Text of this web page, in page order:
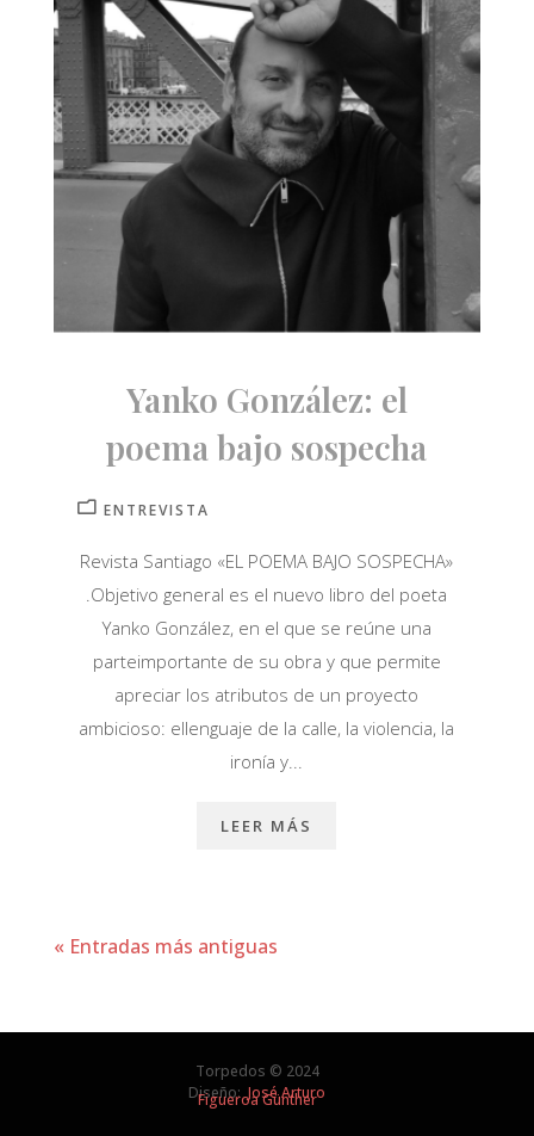
Yanko González: el
poema bajo sospecha
ENTREVISTA
Revista Santiago «EL POEMA BAJO SOSPECHA»
.Objetivo general es el nuevo libro del poeta
Yanko González, en el que se reúne una
parteimportante de su obra y que permite
apreciar los atributos de un proyecto
ambicioso: ellenguaje de la calle, la violencia, la
ironía y...
LEER MÁS
« Entradas más antiguas
Torpedos © 2024
Diseño:José Arturo
Figueroa Günther